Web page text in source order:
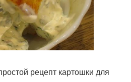
рецепт картошки для